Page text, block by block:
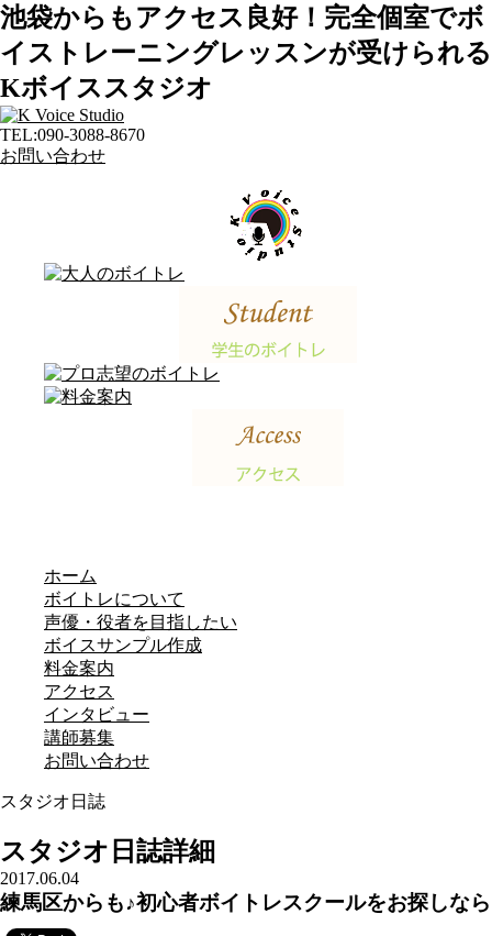
池袋からもアクセス良好！完全個室でボ
イストレーニングレッスンが受けられる
Kボイススタジオ
TEL:090-3088-8670
お問い合わせ
ホーム
ボイトレについて
声優・役者を目指したい
ボイスサンプル作成
料金案内
アクセス
インタビュー
講師募集
お問い合わせ
スタジオ日誌
スタジオ日誌詳細
2017.06.04
練馬区からも♪初心者ボイトレスクールをお探しなら